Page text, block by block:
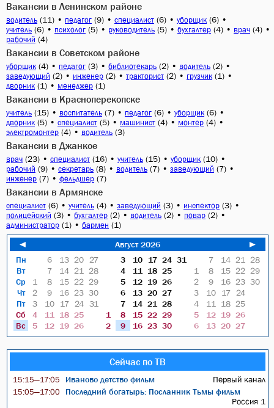
Вакансии в Ленинском районе
водитель (11) • педагог (9) • специалист (6) • уборщик (6) •
учитель (6) • психолог (5) • руководитель (5) • бухгалтер (4) • врач (4) •
рабочий (4)
Вакансии в Советском районе
уборщик (4) • педагог (3) • библиотекарь (2) • водитель (2) •
заведующий (2) • инженер (2) • тракторист (2) • грузчик (1) •
дворник (1) • менеджер (1)
Вакансии в Красноперекопске
учитель (15) • воспитатель (7) • педагог (6) • уборщик (6) •
дворник (5) • специалист (5) • машинист (4) • монтер (4) •
электромонтер (4) • водитель (3)
Вакансии в Джанкое
врач (23) • специалист (16) • учитель (15) • уборщик (10) •
рабочий (9) • секретарь (8) • водитель (7) • заведующий (7) •
инженер (7) • фельдшер (7)
Вакансии в Армянске
специалист (6) • учитель (4) • заведующий (3) • инспектор (3) •
полицейский (3) • бухгалтер (2) • водитель (2) • повар (2) •
администратор (1) • бармен (1)
◄
Август 2026
►
Пн
Вт
Ср
Чт
Пт
Сб
Вс
6 13 20
27
7
14 21
28
1
8 15 22 29
2
9 16 23 30
3
10 17 24 31
4
11 18 25
5
12 19 26
3 10 17 24 31
4
11 18 25
5
12 19 26
6
13 20 27
7
14 21
28
1
8 15 22 29
2
9 16 23 30
7 14 21
28
1
8 15 22 29
2
9 16 23 30
3
10 17
24
4
11 18 25
5
12 19 26
6
13 20 27
Сейчас по ТВ
15:15—17:05 Иваново детство фильм Первый канал
15:05—17:00
Последний богатырь: Посланник Тьмы фильм
Россия 1